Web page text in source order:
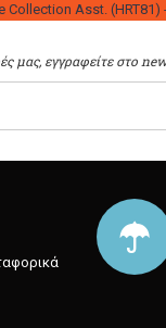
Collection Asst. (HRT81)
μας, εγγραφείτε στο